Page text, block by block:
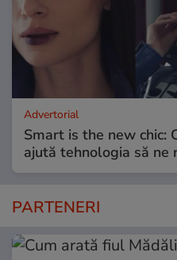
Advertorial
Smart is the new chic:
ajută tehnologia să ne
PARTENERI